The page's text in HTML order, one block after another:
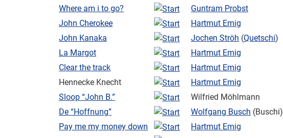
Where am i to go?
Guntram Probst
John Cherokee
Hartmut Emig
John Kanaka
Jochen Ströh (Quetschi)
La Margot
Hartmut Emig
Clear the track
Hartmut Emig
Hennecke Knecht
Hartmut Emig
Sloop “John B.”
Wilfried Möhlmann
De “Hoffnung”
Wolfgang Busch (Buschi)
Pay me my money down
Hartmut Emig